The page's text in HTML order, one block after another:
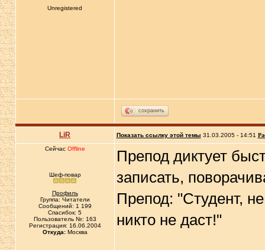
Unregistered
сохранить
LiR Показать ссылку этой темы 31.03.2005 - 14:51
Сейчас Offline
Шеф-повар
Профиль
Группа: Читатели
Сообщений: 1 199
Спасибок: 5
Пользователь №: 163
Регистрация: 16.06.2004
Откуда:Москва
Препод диктует
записать,
Препод: "Студент,
никто не даст!"